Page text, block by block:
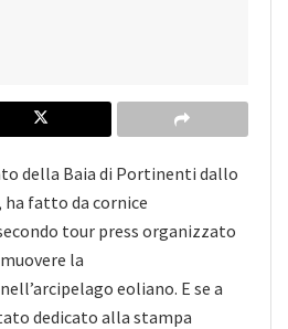
della Baia di Portinenti dallo
fatto da cornice
tour press organizzato
la
eoliano. E se a
dedicato alla stampa